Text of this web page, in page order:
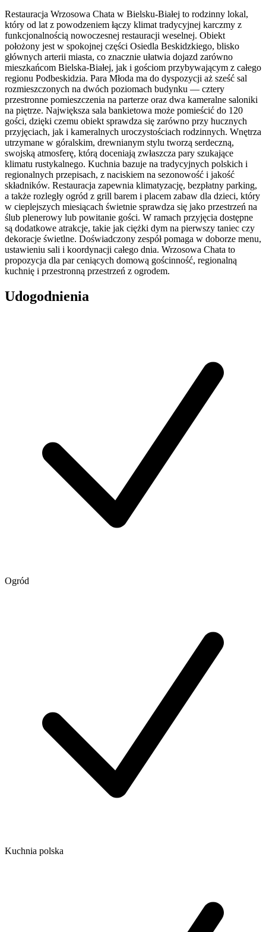
Restauracja Wrzosowa Chata w Bielsku-Białej to rodzinny lokal,
który od lat z powodzeniem łączy klimat tradycyjnej karczmy z
funkcjonalnością nowoczesnej restauracji weselnej. Obiekt
położony jest w spokojnej części Osiedla Beskidzkiego, blisko
głównych arterii miasta, co znacznie ułatwia dojazd zarówno
mieszkańcom Bielska-Białej, jak i gościom przybywającym z całego
regionu Podbeskidzia. Para Młoda ma do dyspozycji aż sześć sal
rozmieszczonych na dwóch poziomach budynku — cztery
przestronne pomieszczenia na parterze oraz dwa kameralne saloniki
na piętrze. Największa sala bankietowa może pomieścić do 120
gości, dzięki czemu obiekt sprawdza się zarówno przy hucznych
przyjęciach, jak i kameralnych uroczystościach rodzinnych. Wnętrza
utrzymane w góralskim, drewnianym stylu tworzą serdeczną,
swojską atmosferę, którą doceniają zwłaszcza pary szukające
klimatu rustykalnego. Kuchnia bazuje na tradycyjnych polskich i
regionalnych przepisach, z naciskiem na sezonowość i jakość
składników. Restauracja zapewnia klimatyzację, bezpłatny parking,
a także rozległy ogród z grill barem i placem zabaw dla dzieci, który
w cieplejszych miesiącach świetnie sprawdza się jako przestrzeń na
ślub plenerowy lub powitanie gości. W ramach przyjęcia dostępne
są dodatkowe atrakcje, takie jak ciężki dym na pierwszy taniec czy
dekoracje świetlne. Doświadczony zespół pomaga w doborze menu,
ustawieniu sali i koordynacji całego dnia. Wrzosowa Chata to
propozycja dla par ceniących domową gościnność, regionalną
kuchnię i przestronną przestrzeń z ogrodem.
Udogodnienia
Ogród
Kuchnia polska